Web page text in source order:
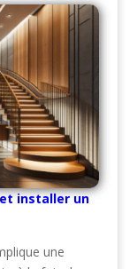
installer un
une